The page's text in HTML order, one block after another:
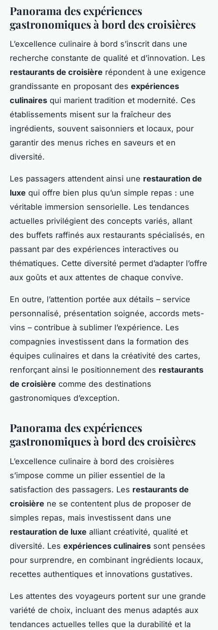
Panorama des expériences
gastronomiques à bord des croisières
L’excellence culinaire à bord s’inscrit dans une
recherche constante de qualité et d’innovation. Les
restaurants de croisière répondent à une exigence
grandissante en proposant des expériences
culinaires qui marient tradition et modernité. Ces
établissements misent sur la fraîcheur des
ingrédients, souvent saisonniers et locaux, pour
garantir des menus riches en saveurs et en
diversité.
Les passagers attendent ainsi une restauration de
luxe qui offre bien plus qu’un simple repas : une
véritable immersion sensorielle. Les tendances
actuelles privilégient des concepts variés, allant
des buffets raffinés aux restaurants spécialisés, en
passant par des expériences interactives ou
thématiques. Cette diversité permet d’adapter l’offre
aux goûts et aux attentes de chaque convive.
En outre, l’attention portée aux détails – service
personnalisé, présentation soignée, accords mets-
vins – contribue à sublimer l’expérience. Les
compagnies investissent dans la formation des
équipes culinaires et dans la créativité des cartes,
renforçant ainsi le positionnement des restaurants
de croisière comme des destinations
gastronomiques d’exception.
Panorama des expériences
gastronomiques à bord des croisières
L’excellence culinaire à bord des croisières
s’impose comme un pilier essentiel de la
satisfaction des passagers. Les restaurants de
croisière ne se contentent plus de proposer de
simples repas, mais investissent dans une
restauration de luxe alliant créativité, qualité et
diversité. Les expériences culinaires sont pensées
pour surprendre, en combinant ingrédients locaux,
recettes authentiques et innovations gustatives.
Les attentes des voyageurs portent sur une grande
variété de choix, incluant des menus adaptés aux
tendances actuelles telles que la durabilité et la